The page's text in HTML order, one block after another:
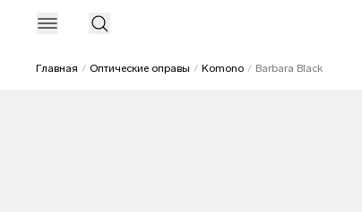
Главная Оптические оправы Komono Barbara Black